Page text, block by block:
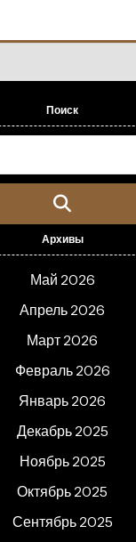
Поиск
Архивы
Май 2026
Апрель 2026
Март 2026
Февраль 2026
Январь 2026
Декабрь 2025
Ноябрь 2025
Октябрь 2025
Сентябрь 2025